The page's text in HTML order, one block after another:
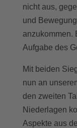
nicht aus,
und
anzukommen.
Aufgabe des
Mit beiden
nun an
den zweiten
Niederlagen
Aspekte aus